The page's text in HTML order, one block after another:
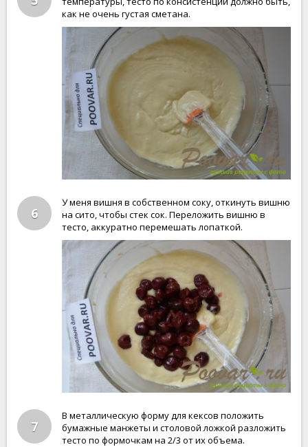
как не очень густая сметана.
6
У меня вишня в собственном соку, откинуть вишню
на сито, чтобы стек сок. Переложить вишню в
тесто, аккуратно перемешать лопаткой.
7
В металлическую форму для кексов положить
бумажные манжеты и столовой ложкой разложить
тесто по формочкам на 2/3 от их объема.